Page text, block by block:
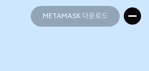
METAMASK 다운로드